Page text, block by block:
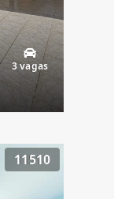
3 vagas
11510